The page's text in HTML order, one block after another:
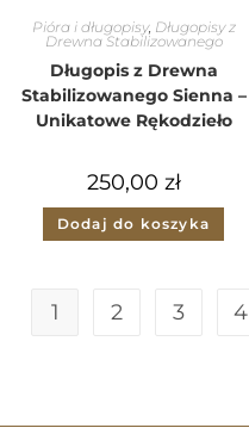
Pióra i długopisy, Długopisy z
Drewna Stabilizowanego
Długopis z Drewna
Stabilizowanego Sienna –
Unikatowe Rękodzieło
250,00 zł
Dodaj do koszyka
1 2 3 4